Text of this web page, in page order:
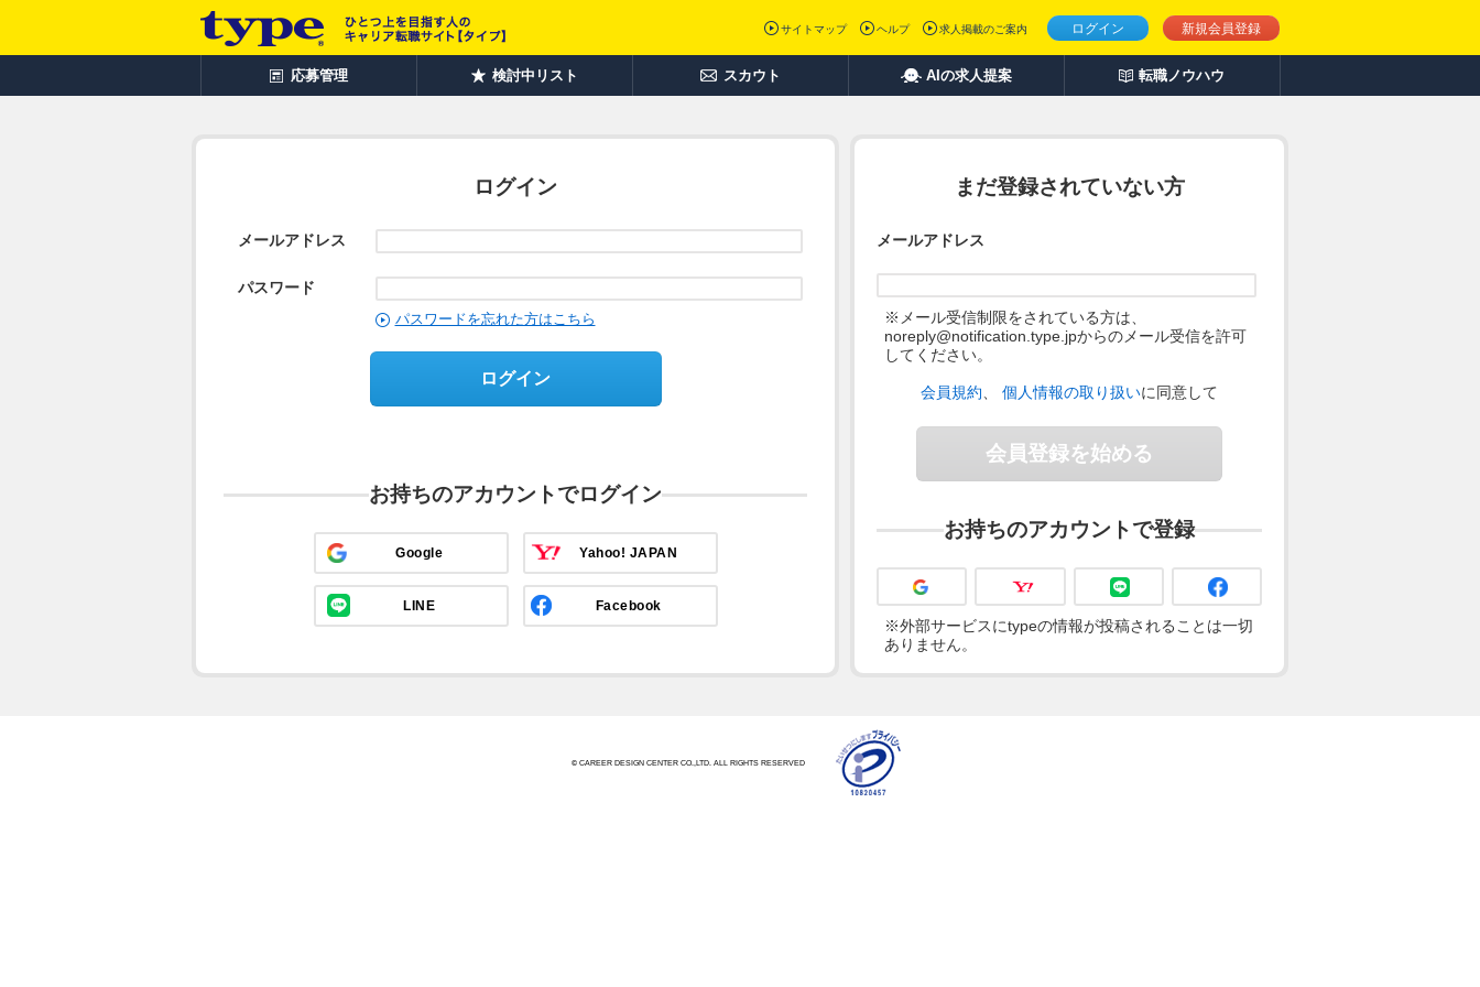
ログイン 新規会員登録
サイトマップ ヘルプ 求人掲載のご案内
応募管理 検討中リスト スカウト AIの求人提案 転職ノウハウ
ログイン
メールアドレス
パスワード
パスワードを忘れた方はこちら
ログイン
お持ちのアカウントでログイン
Google Yahoo! JAPAN
LINE Facebook
まだ登録されていない方
メールアドレス
※メール受信制限をされている方は、
noreply@notification.type.jpからのメール受信を許可
してください。
会員規約 個人情報の取り扱いに同意して
会員登録を始める
お持ちのアカウントで登録
※外部サービスにtypeの情報が投稿されることは一切
ありません。
© CAREER DESIGN CENTER CO.,LTD. ALL RIGHTS RESERVED